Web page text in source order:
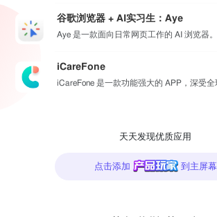
谷歌浏览器 + AI实习生：Aye
iCareFone
天天发现优质应用
点击添加 到主屏幕